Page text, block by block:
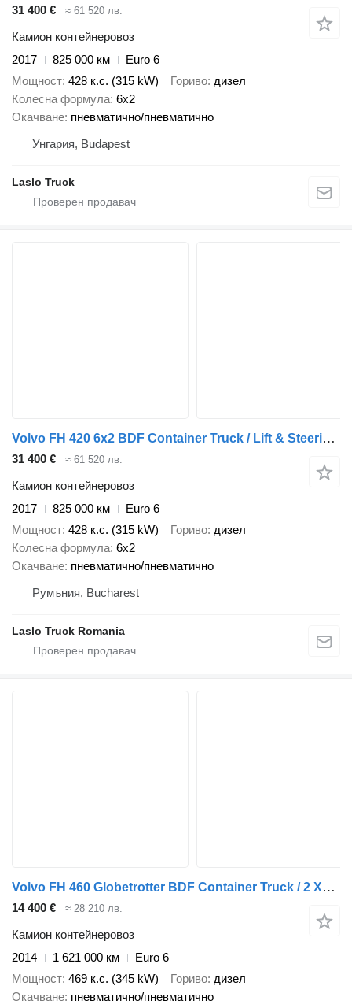
31 400 € ≈ 61 520 лв.
Камион контейнеровоз
2017
825 000 км
Euro 6
Мощност 428 к.с. (315 kW) Гориво дизел
Колесна формула 6x2
Окачване пневматично/пневматично
Унгария, Budapest
Laslo Truck
Volvo FH 420 6x2 BDF Container Truck / Lift & Steering Axle / Euro 6
31 400 € ≈ 61 520 лв.
Камион контейнеровоз
2017
825 000 км
Euro 6
Мощност 428 к.с. (315 kW) Гориво дизел
Колесна формула 6x2
Окачване пневматично/пневматично
Румъния, Bucharest
Laslo Truck Romania
Volvo FH 460 Globetrotter BDF Container Truck / 2 XL Fuel Tanks / Full
14 400 € ≈ 28 210 лв.
Камион контейнеровоз
2014
1 621 000 км
Euro 6
Мощност 469 к.с. (345 kW) Гориво дизел
Окачване пневматично/пневматично